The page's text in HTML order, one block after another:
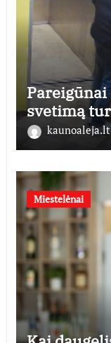
svetimą
Miestelėnai